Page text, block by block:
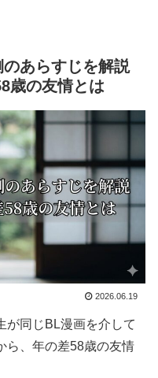
あらすじを解説
歳の友情とは
2026.06.19
が同じBL漫画を介して
、年の差58歳の友情